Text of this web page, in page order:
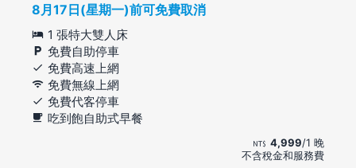
8月17日(星期一)前可免費取消
1 張特大雙人床
免費自助停車
免費高速上網
免費無線上網
免費代客停車
吃到飽自助式早餐
4,999/1 晚
不含稅金和服務費